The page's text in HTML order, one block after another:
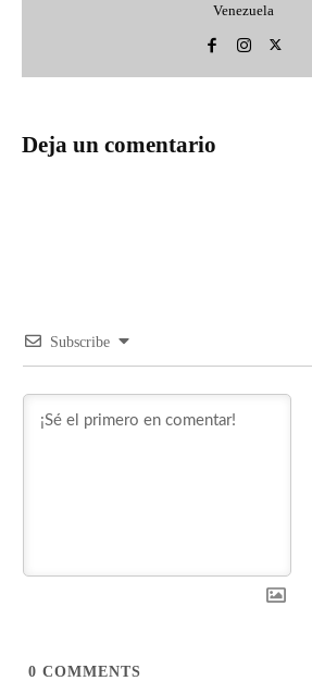
Venezuela
Deja un comentario
Subscribe
0 COMMENTS